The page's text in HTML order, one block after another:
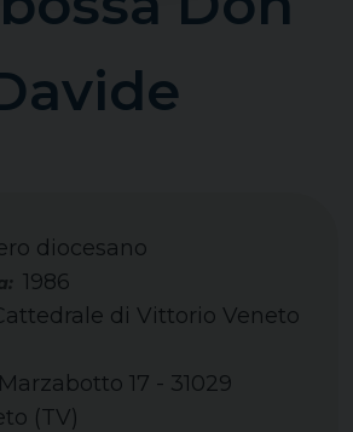
diocesano
1986
di Vittorio Veneto
17 - 31029
(TV)